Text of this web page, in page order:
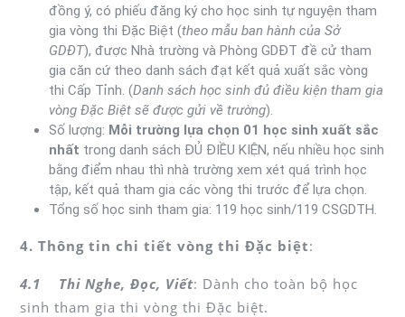
đồng ý, có phiếu đăng ký cho học sinh tự nguyện tham
gia vòng thi Đặc Biệt (theo mẫu ban hành của Sở
GDĐT), được Nhà trường và Phòng GDĐT đề cử tham
gia căn cứ theo danh sách đạt kết quả xuất sắc vòng
thi Cấp Tỉnh. (Danh sách học sinh đủ điều kiện tham gia
vòng Đặc Biệt sẽ được gửi về trường).
Số lượng: Mỗi trường lựa chọn 01 học sinh xuất sắc
nhất trong danh sách ĐỦ ĐIỀU KIỆN, nếu nhiều học sinh
bằng điểm nhau thì nhà trường xem xét quá trình học
tập, kết quả tham gia các vòng thi trước để lựa chọn.
Tổng số học sinh tham gia: 119 học sinh/119 CSGDTH.
4. Thông tin chi tiết vòng thi Đặc biệt:
4.1 Thi Nghe, Đọc, Viết: Dành cho toàn bộ học
sinh tham gia thi vòng thi Đặc biệt.